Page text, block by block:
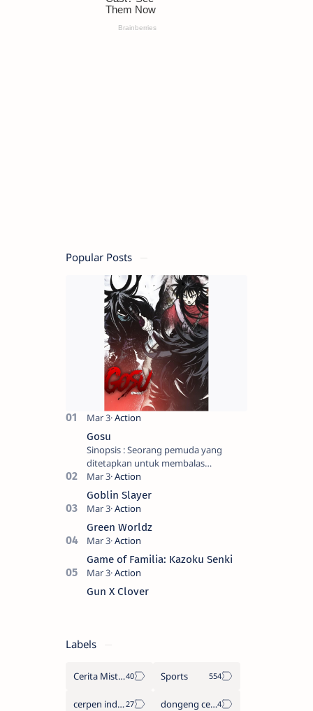
Popular Posts
Gosu
Sinopsis : Seorang pemuda yang
ditetapkan untuk membalas
masternya, seorang seniman bela diri
kuat sekali yang dikhianati oleh anak
buahn…
Goblin Slayer
Green Worldz
Game of Familia: Kazoku Senki
Gun X Clover
Labels
Cerita Misteri Sports
cerpen indonesia dongeng cerita legenda